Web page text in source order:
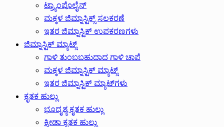
ಟ್ರ್ಯಾಂಪೊಲೈನ್
ಮಕ್ಕಳ ಜಿಮ್ನಾಸ್ಟಿಕ್ಸ್ ಸಲಕರಣೆ
ಇತರ ಜಿಮ್ನಾಸ್ಟಿಕ್ ಉಪಕರಣಗಳು
ಜಿಮ್ನಾಸ್ಟಿಕ್ ಮ್ಯಾಟ್ಸ್
ಗಾಳಿ ತುಂಬಬಹುದಾದ ಗಾಳಿ ಚಾಪೆ
ಮಕ್ಕಳ ಜಿಮ್ನಾಸ್ಟಿಕ್ ಮ್ಯಾಟ್ಸ್
ಇತರ ಜಿಮ್ನಾಸ್ಟಿಕ್ ಮ್ಯಾಟ್‌ಗಳು
ಕೃತಕ ಹುಲ್ಲು
ಭೂದೃಶ್ಯ ಕೃತಕ ಹುಲ್ಲು
ಕ್ರೀಡಾ ಕೃತಕ ಹುಲ್ಲು